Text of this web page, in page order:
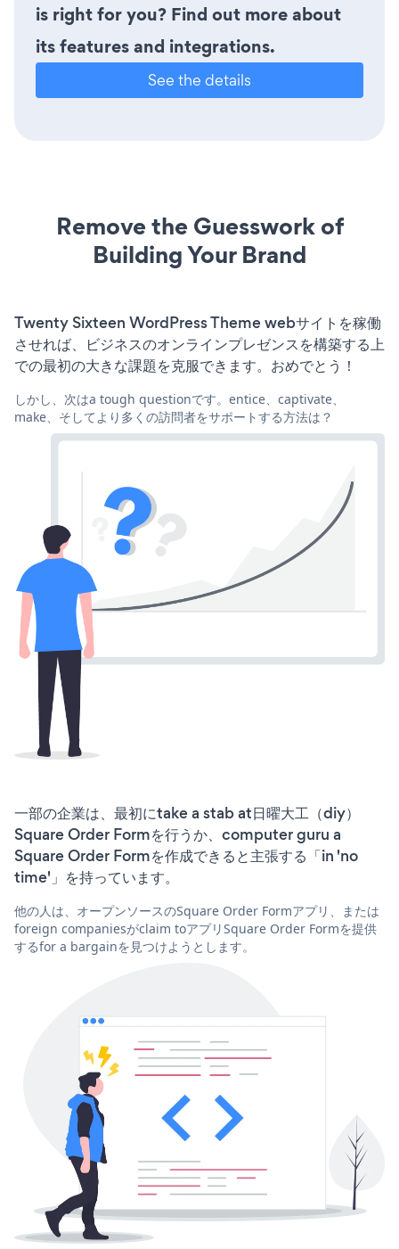
is right for you? Find out more about
its features and integrations.
See the details
Remove the Guesswork of
Building Your Brand
Twenty Sixteen WordPress Theme webサイトを稼働
させれば、ビジネスのオンラインプレゼンスを構築する上
での最初の大きな課題を克服できます。おめでとう！
しかし、次はa tough questionです。entice、captivate、
make、そしてより多くの訪問者をサポートする方法は？
一部の企業は、最初にtake a stab at日曜大工（diy）
Square Order Formを行うか、computer guru a
Square Order Formを作成できると主張する「in 'no
time'」を持っています。
他の人は、オープンソースのSquare Order Formアプリ、または
foreign companiesがclaim toアプリSquare Order Formを提供
するfor a bargainを見つけようとします。